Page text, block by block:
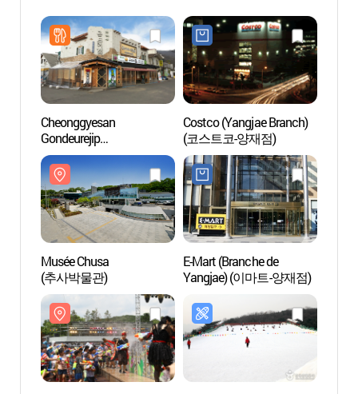
Cheonggyesan
Gondeurejip
(청계산곤드레집)
Costco (Yangjae Branch)
(코스트코-양재점)
Musée Chusa
(추사박물관)
E-Mart (Branche de
Yangjae) (이마트-양재점)